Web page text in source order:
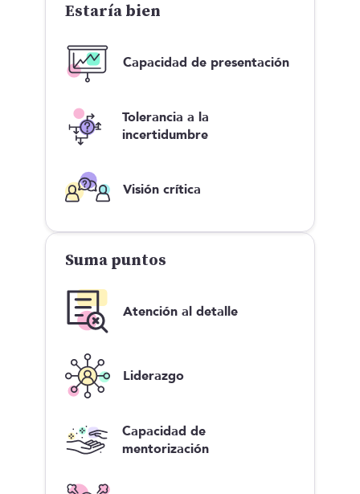
Estaría bien
Capacidad de presentación
Tolerancia a la
incertidumbre
Visión crítica
Suma puntos
Atención al detalle
Liderazgo
Capacidad de
mentorización